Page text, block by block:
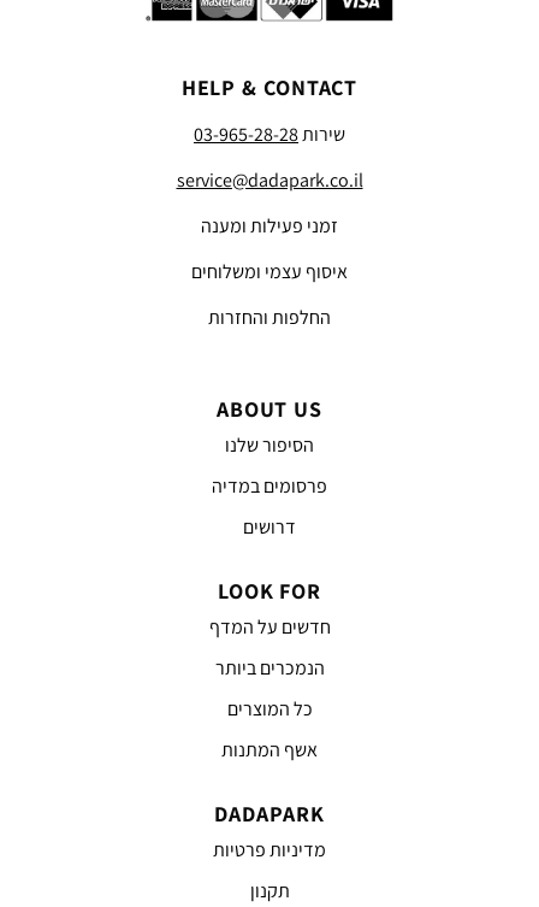
HELP & CONTACT
שירות03-965-28-28
service@dadapark.co.il
זמני פעילות ומענה
איסוף עצמי ומשלוחים
החלפות והחזרות
ABOUT US
הסיפור שלנו
פרסומים במדיה
דרושים
LOOK FOR
חדשים על המדף
הנמכרים ביותר
כל המוצרים
אשף המתנות
DADAPARK
מדיניות פרטיות
תקנון